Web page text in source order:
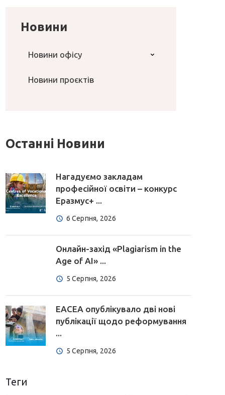
Новини
Новини офісу
Новини проєктів
Останні Новини
Нагадуємо закладам
професійної освіти – конкурс
Еразмус+ ...
6 Серпня, 2026
Онлайн-захід «Plagiarism in the
Age of AI» ...
5 Серпня, 2026
EACEA опублікувало дві нові
публікації щодо реформування
...
5 Серпня, 2026
Теги